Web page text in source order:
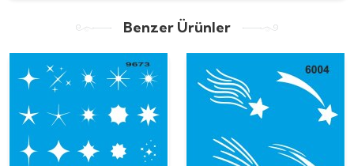
Benzer Ürünler